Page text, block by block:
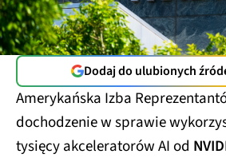
Dodaj do ulubionych
Amerykańska Izba
dochodzenie w sprawie
tysięcy akceleratorów AI od